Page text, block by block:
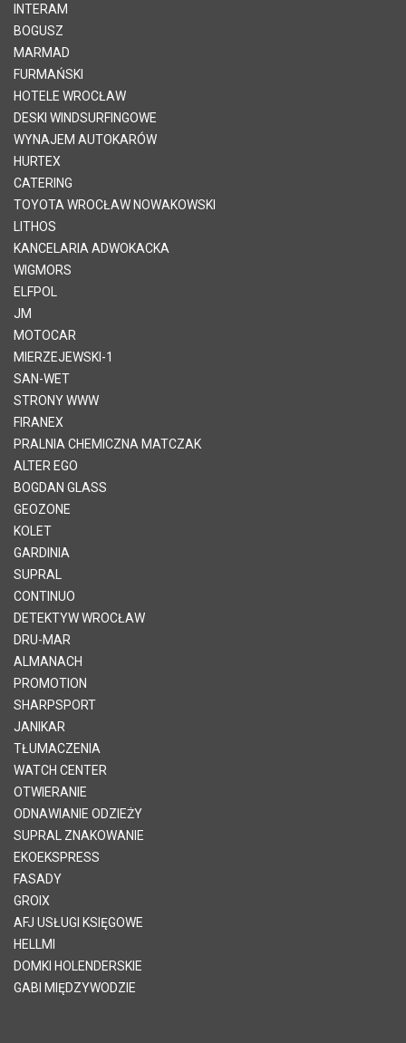
INTERAM
BOGUSZ
MARMAD
FURMAŃSKI
HOTELE WROCŁAW
DESKI WINDSURFINGOWE
WYNAJEM AUTOKARÓW
HURTEX
CATERING
TOYOTA WROCŁAW NOWAKOWSKI
LITHOS
KANCELARIA ADWOKACKA
WIGMORS
ELFPOL
JM
MOTOCAR
MIERZEJEWSKI-1
SAN-WET
STRONY WWW
FIRANEX
PRALNIA CHEMICZNA MATCZAK
ALTER EGO
BOGDAN GLASS
GEOZONE
KOLET
GARDINIA
SUPRAL
CONTINUO
DETEKTYW WROCŁAW
DRU-MAR
ALMANACH
PROMOTION
SHARPSPORT
JANIKAR
TŁUMACZENIA
WATCH CENTER
OTWIERANIE
ODNAWIANIE ODZIEŻY
SUPRAL ZNAKOWANIE
EKOEKSPRESS
FASADY
GROIX
AFJ USŁUGI KSIĘGOWE
HELLMI
DOMKI HOLENDERSKIE
GABI MIĘDZYWODZIE